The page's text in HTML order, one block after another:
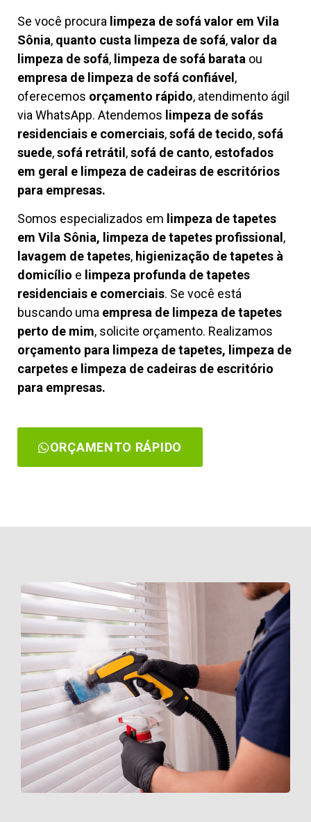
Se você procura limpeza de sofá valor em Vila
Sônia, quanto custa limpeza de sofá,valor da
limpeza de sofá, limpeza de sofá barata ou
empresa de limpeza de sofá confiável,
oferecemos orçamento rápido, atendimento ágil
via WhatsApp. Atendemos limpeza desofás
residenciais e comerciais,sofá de tecido,sofá
suede,sofá retrátil,sofá de canto, estofados
em geral e limpeza de cadeiras de escritórios
para empresas.
Somos especializados em limpeza de tapetes
em Vila Sônia, limpeza de tapetes profissional ,
lavagem de tapetes, higienização de tapetes à
domicílio e limpeza profunda de tapetes
residenciais e comerciais. Se você está
buscando uma empresa de limpeza de tapetes
perto de mim, solicite orçamento. Realizamos
orçamento para limpeza de tapetes, limpeza de
carpetes e limpeza de cadeiras de escritório
para empresas.
ORÇAMENTO RÁPIDO